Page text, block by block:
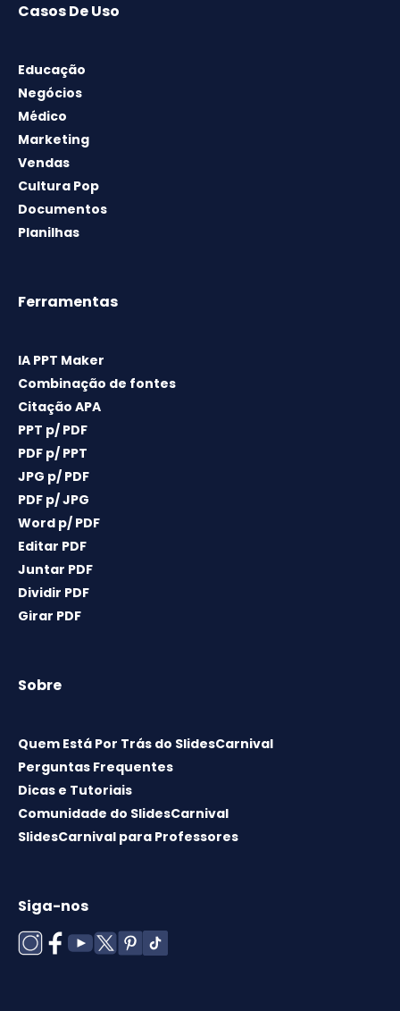
Casos De Uso
Educação
Negócios
Médico
Marketing
Vendas
Cultura Pop
Documentos
Planilhas
Ferramentas
IA PPT Maker
Combinação de fontes
Citação APA
PPT p/ PDF
PDF p/ PPT
JPG p/ PDF
PDF p/ JPG
Word p/ PDF
Editar PDF
Juntar PDF
Dividir PDF
Girar PDF
Sobre
Quem Está Por Trás do SlidesCarnival
Perguntas Frequentes
Dicas e Tutoriais
Comunidade do SlidesCarnival
SlidesCarnival para Professores
Siga-nos